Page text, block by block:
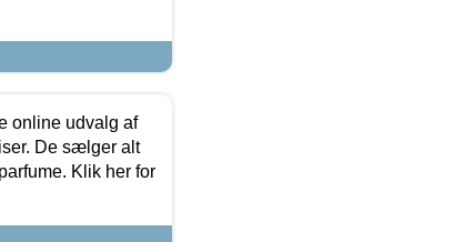
online udvalg af
De sælger alt
Klik her for